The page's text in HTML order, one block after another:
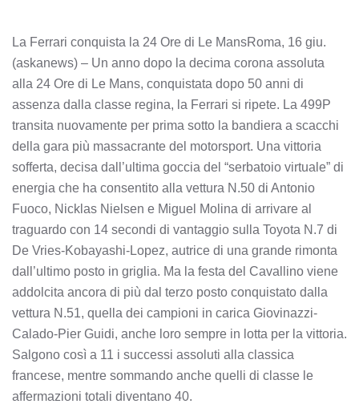
La Ferrari conquista la 24 Ore di Le MansRoma, 16 giu.
(askanews) – Un anno dopo la decima corona assoluta
alla 24 Ore di Le Mans, conquistata dopo 50 anni di
assenza dalla classe regina, la Ferrari si ripete. La 499P
transita nuovamente per prima sotto la bandiera a scacchi
della gara più massacrante del motorsport. Una vittoria
sofferta, decisa dall’ultima goccia del “serbatoio virtuale” di
energia che ha consentito alla vettura N.50 di Antonio
Fuoco, Nicklas Nielsen e Miguel Molina di arrivare al
traguardo con 14 secondi di vantaggio sulla Toyota N.7 di
De Vries-Kobayashi-Lopez, autrice di una grande rimonta
dall’ultimo posto in griglia. Ma la festa del Cavallino viene
addolcita ancora di più dal terzo posto conquistato dalla
vettura N.51, quella dei campioni in carica Giovinazzi-
Calado-Pier Guidi, anche loro sempre in lotta per la vittoria.
Salgono così a 11 i successi assoluti alla classica
francese, mentre sommando anche quelli di classe le
affermazioni totali diventano 40.